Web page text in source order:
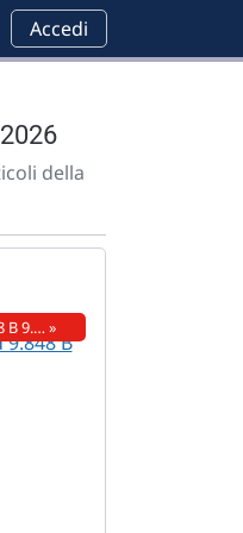
Accedi
della
B 9.… »